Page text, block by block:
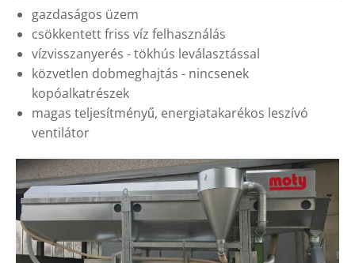
gazdaságos üzem
csökkentett friss víz felhasználás
vízvisszanyerés - tökhús leválasztással
közvetlen dobmeghajtás - nincsenek
kopóalkatrészek
magas teljesítményű, energiatakarékos leszívó
ventilátor